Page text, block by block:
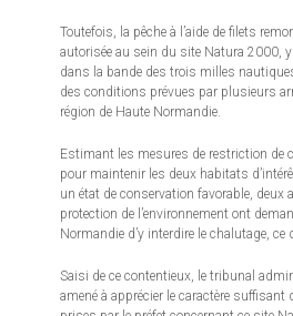
Toutefois, la pêche à l’aide de filets
autorisée au sein du site Natura 2000,
dans la bande des trois milles
des conditions prévues par plusieurs
région de Haute Normandie.
Estimant les mesures de restriction de
pour maintenir les deux habitats
un état de conservation favorable, deux
protection de l’environnement ont
Normandie d’y interdire le chalutage, ce
Saisi de ce contentieux, le tribunal
amené à apprécier le caractère